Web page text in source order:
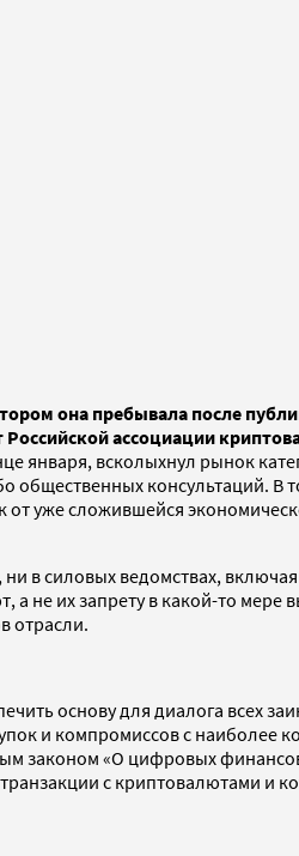
она пребывала после
ассоциации
января, всколыхнул рынок
консультаций. В
уже сложившейся
в силовых ведомствах,
не их запрету в какой-то мере
отрасли.
основу для диалога всех
и компромиссов с наиболее
законом «О цифровых
с криптовалютами и